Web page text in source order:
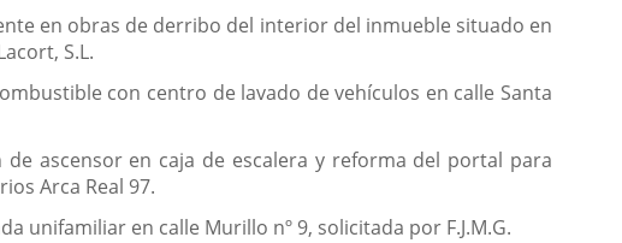
en obras de derribo del interior del inmueble situado en
S.L.
con centro de lavado de vehículos en calle Santa
ascensor en caja de escalera y reforma del portal para
Arca Real 97.
unifamiliar en calle Murillo nº 9, solicitada por F.J.M.G.